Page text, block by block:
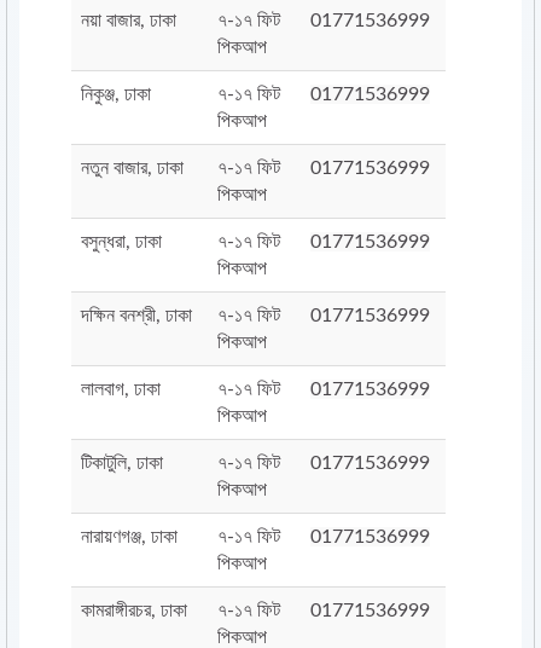
নয়া বাজার, ঢাকা
৭-১৭ ফিট
পিকআপ
01771536999
নিকুঞ্জ, ঢাকা
৭-১৭ ফিট
পিকআপ
01771536999
নতুন বাজার, ঢাকা
৭-১৭ ফিট
পিকআপ
01771536999
বসুন্ধরা, ঢাকা
৭-১৭ ফিট
পিকআপ
01771536999
দক্ষিন বনশ্রী, ঢাকা
৭-১৭ ফিট
পিকআপ
01771536999
লালবাগ, ঢাকা
৭-১৭ ফিট
পিকআপ
01771536999
টিকাটুলি, ঢাকা
৭-১৭ ফিট
পিকআপ
01771536999
নারায়ণগঞ্জ, ঢাকা
৭-১৭ ফিট
পিকআপ
01771536999
কামরাঙ্গীরচর, ঢাকা
৭-১৭ ফিট
পিকআপ
01771536999